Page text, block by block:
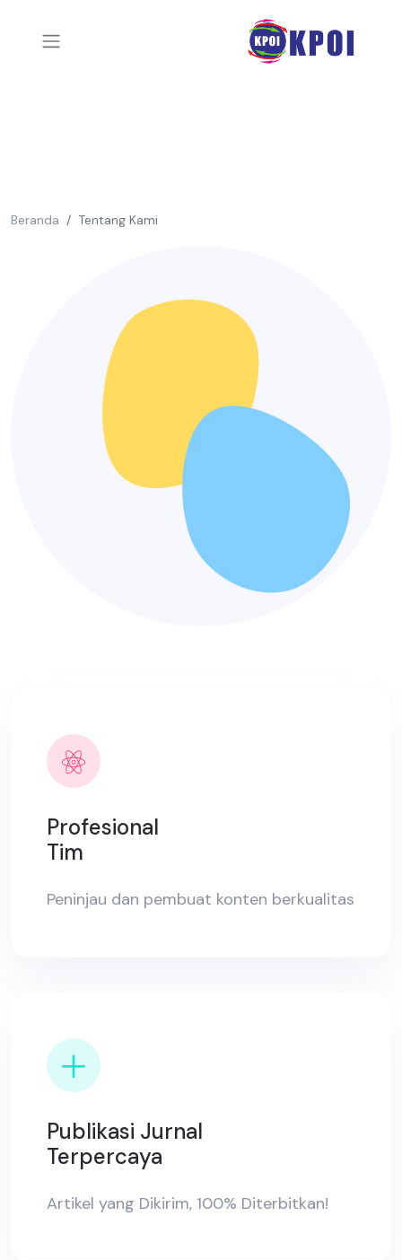
Beranda Tentang Kami
Profesional
Tim
Peninjau dan pembuat konten berkualitas
Publikasi Jurnal
Terpercaya
Artikel yang Dikirim, 100% Diterbitkan!